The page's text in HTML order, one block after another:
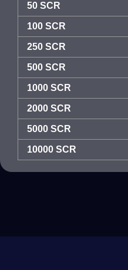
50 SCR
100 SCR
250 SCR
500 SCR
1000 SCR
2000 SCR
5000 SCR
10000 SCR